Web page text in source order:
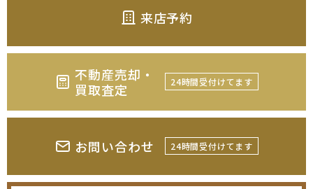
来店予約
不動産売却・
買取査定
24時間受付けてます
お問い合わせ 24時間受付けてます